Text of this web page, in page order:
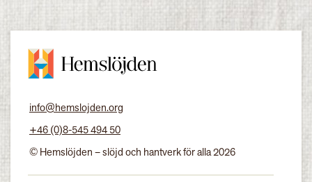
info@hemslojden.org
+46 (0)8-545 494 50
© Hemslöjden – slöjd och hantverk för alla 2026